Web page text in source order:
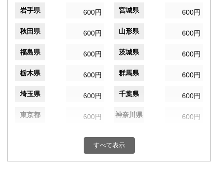
岩手県 600円 宮城県 600円
秋田県 600円 山形県 600円
福島県 600円 茨城県 600円
栃木県 600円 群馬県 600円
埼玉県 600円 千葉県 600円
東京都 600円 神奈川県 600円
600円 富山県
すべて表示